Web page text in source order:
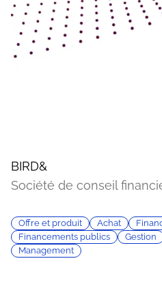
BIRD&
Société de conseil
Offre et produit Achat
Financements publics
Gestion
Management